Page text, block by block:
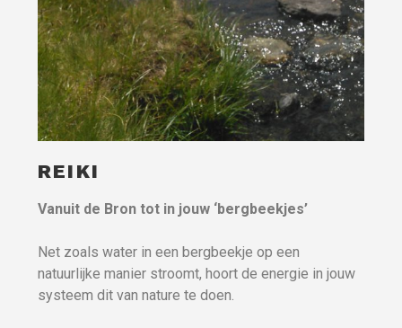
REIKI
Vanuit de Bron tot in jouw ‘bergbeekjes’
Net zoals water in een bergbeekje op een
natuurlijke manier stroomt, hoort de energie in jouw
systeem dit van nature te doen.